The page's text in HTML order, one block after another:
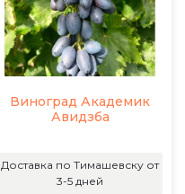
Виноград Академик
Авидзба
Доставка по Тимашевску от
3-5 дней